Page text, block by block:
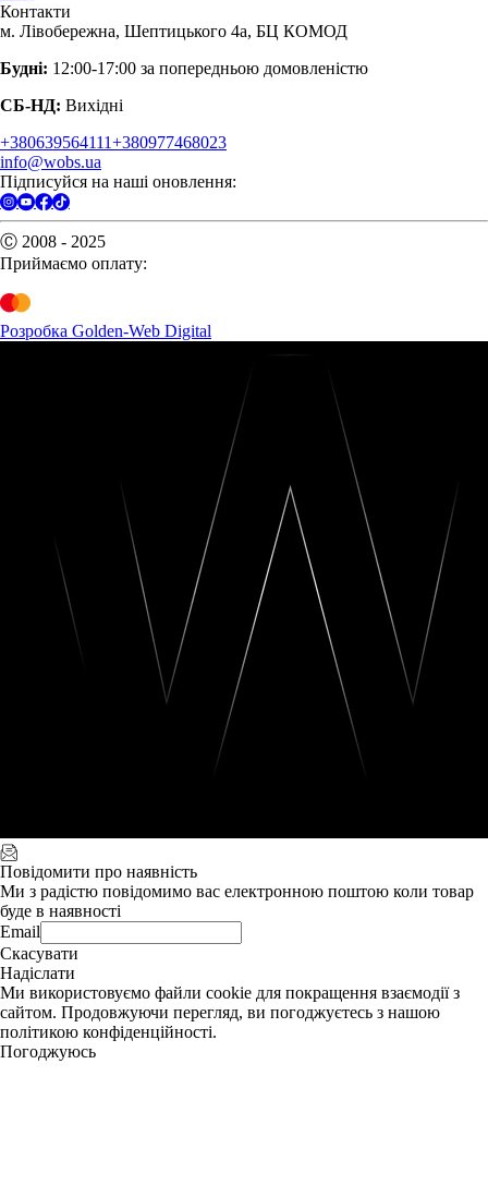
Контакти
м. Лівобережна, Шептицького 4а, БЦ КОМОД
Будні: 12:00-17:00 за попередньою домовленістю
СБ-НД: Вихідні
+380639564111+380977468023
info@wobs.ua
Підписуйся на наші оновлення:
Ⓒ 2008 - 2025
Приймаємо оплату:
Розробка Golden-Web Digital
Повідомити про наявність
Ми з радістю повідомимо вас електронною поштою коли товар
буде в наявності
Email
Скасувати
Надіслати
Ми використовуємо файли cookie для покращення взаємодії з
сайтом. Продовжуючи перегляд, ви погоджуєтесь з нашою
політикою конфіденційності.
Погоджуюсь